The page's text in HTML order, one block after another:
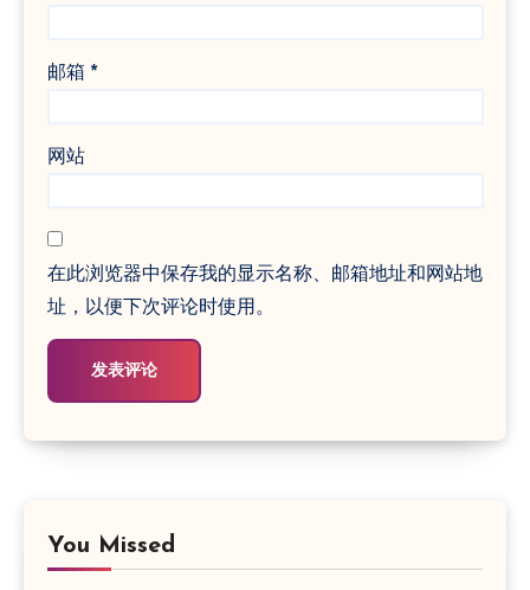
邮箱 *
网站
在此浏览器中保存我的显示名称、邮箱地址和网站地
址，以便下次评论时使用。
You Missed